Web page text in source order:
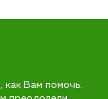
как Вам помочь.